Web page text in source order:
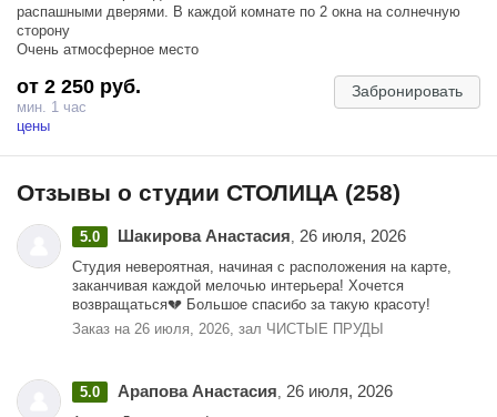
распашными дверями. В каждой комнате по 2 окна на солнечную
сторону
Очень атмосферное место
от 2 250 руб.
мин. 1 час
цены
Забронировать
Отзывы о студии СТОЛИЦА (258)
5.0 Шакирова Анастасия 26 июля, 2026
Студия невероятная, начиная с расположения на карте,
заканчивая каждой мелочью интерьера! Хочется
возвращаться💔 Большое спасибо за такую красоту!
Заказ на 26 июля, 2026, зал ЧИСТЫЕ ПРУДЫ
5.0 Арапова Анастасия 26 июля, 2026